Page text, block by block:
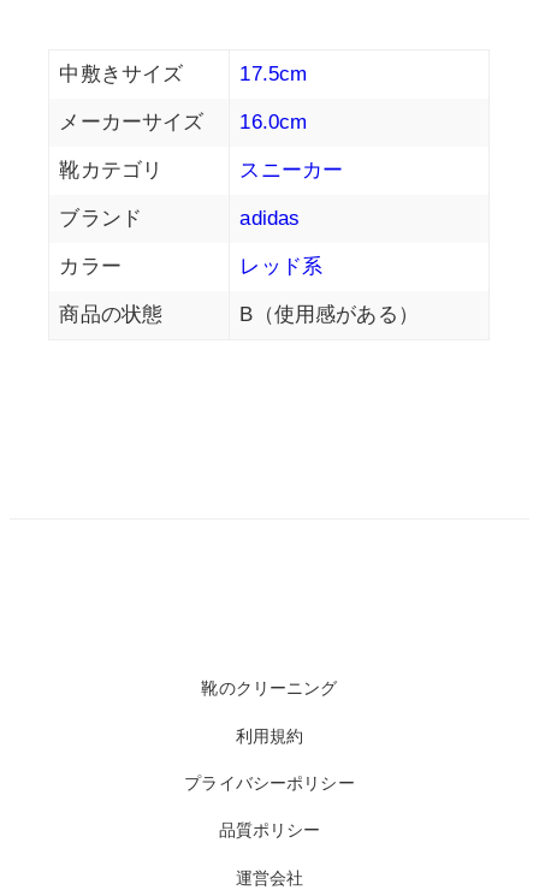
中敷きサイズ 17.5cm
メーカーサイズ 16.0cm
靴カテゴリ スニーカー
ブランド adidas
カラー レッド系
商品の状態 B（使用感がある）
靴のクリーニング
利用規約
プライバシーポリシー
品質ポリシー
運営会社